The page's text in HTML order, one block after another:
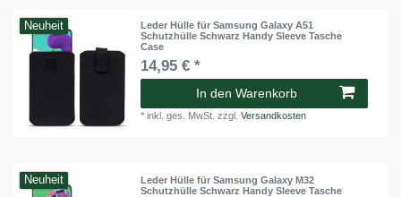
Neuheit
Leder Hülle für Samsung Galaxy A51
Schutzhülle Schwarz Handy Sleeve Tasche
Case
14,95 € *
In den Warenkorb
*inkl. ges. MwSt. zzgl.Versandkosten
Neuheit
Leder Hülle für Samsung Galaxy M32
Schutzhülle Schwarz Handy Sleeve Tasche